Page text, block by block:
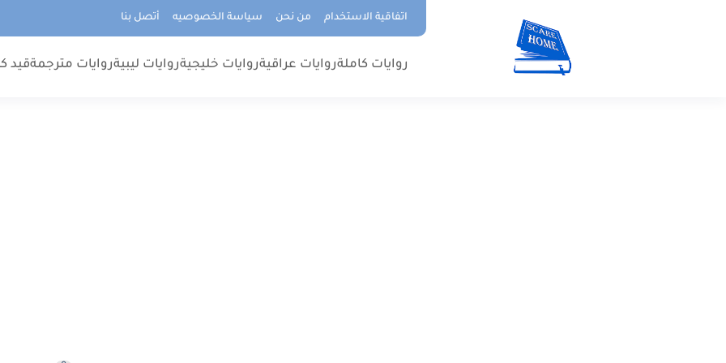
اتفاقية الاستخدام من نحن سياسة الخصوصيه أتصل بنا
روايات كاملةروايات عراقيةروايات خليجيةروايات ليبيةروايات مترجمةقيد